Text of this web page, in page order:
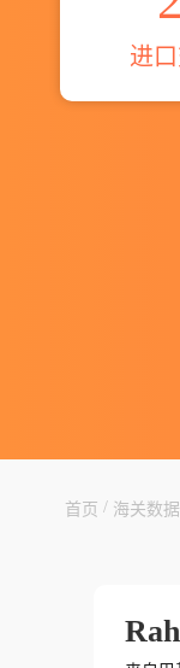
进
首页 / 海关数